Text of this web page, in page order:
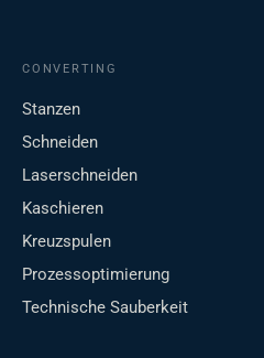
CONVERTING
Stanzen
Schneiden
Laserschneiden
Kaschieren
Kreuzspulen
Prozessoptimierung
Technische Sauberkeit